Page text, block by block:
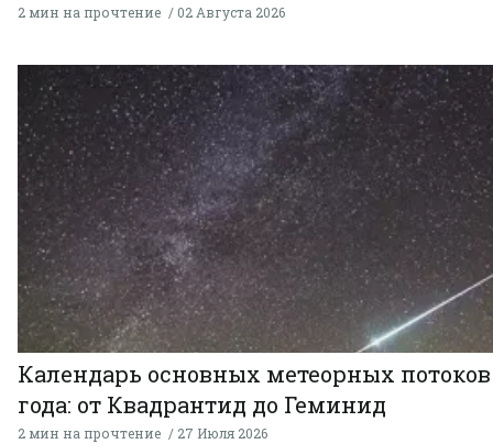
2 мин на прочтение 02 Августа 2026
Календарь основных метеорных потоков
года: от Квадрантид до Геминид
2 мин на прочтение 27 Июля 2026